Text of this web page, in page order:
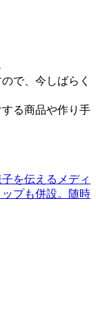
で、今しばらく
る商品や作り手